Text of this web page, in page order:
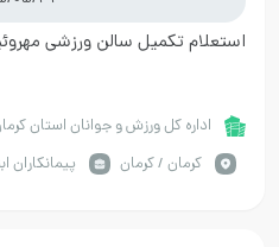
استعلام تکمیل سالن ورزشی
اداره کل ورزش و جوانان استان
كرمان / کرمان
پیمانکاران